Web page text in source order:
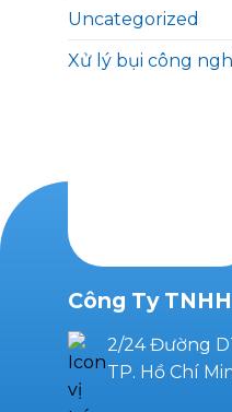
Uncategorized
Xử lý bụi công
Công Ty
2/24 Đường
TP. Hồ Chí